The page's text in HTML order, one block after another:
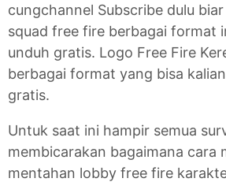
cungchannel Subscribe dulu
squad free fire berbagai format
unduh gratis. Logo Free Fire
berbagai format yang bisa
gratis.
Untuk saat ini hampir semua
membicarakan bagaimana cara
mentahan lobby free fire